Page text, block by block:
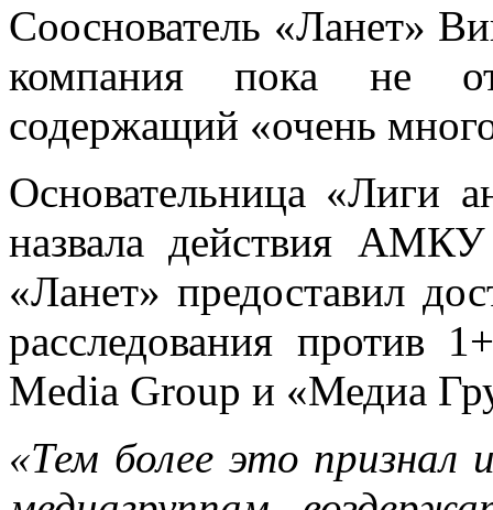
Сооснователь «Ланет»
компания пока не
содержащий «очень
Основательница «Лиги
назвала действия
«Ланет» предоставил
расследования против
Media Group и «Медиа
«Тем более это